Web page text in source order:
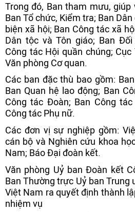
Trong đó, Ban tham mưu,
Ban Tổ chức, Kiểm tra; Ban
biện xã hội; Ban Công tác xã
Dân tộc và Tôn giáo; Ban
Công tác Hội quần chúng;
Văn phòng Cơ quan.
Các ban đặc thù bao gồm:
Ban Quan hệ lao động; Ban
Công tác Đoàn; Ban Công
Công tác Phụ nữ.
Các đơn vị sự nghiệp gồm:
cán bộ và Nghiên cứu khoa
Nam; Báo Đại đoàn kết.
Văn phòng Uỷ ban Đoàn kết
Ban Thường trực Uỷ ban Trung
Việt Nam ra quyết định thành
nhiệm vụ